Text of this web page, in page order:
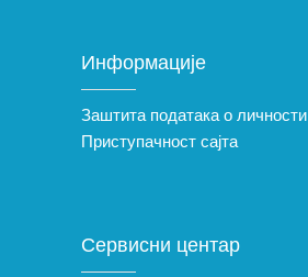
Информације
Заштита података о личности
Приступачност сајта
Сервисни центар